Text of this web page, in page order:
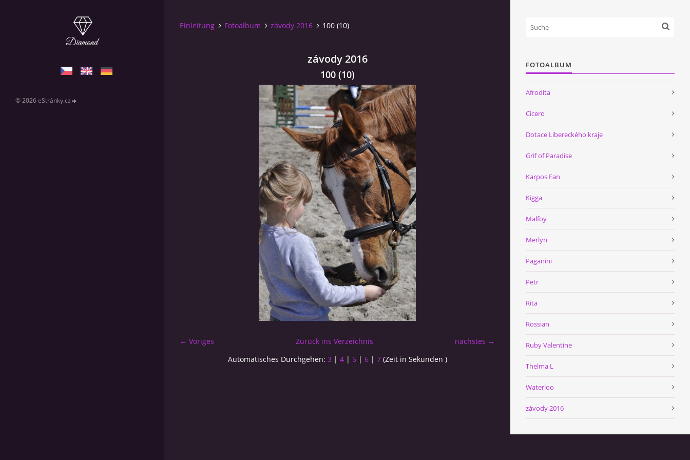
© 2026 eStránky.cz
Einleitung Fotoalbum závody 2016 100 (10)
závody 2016
100 (10)
← Voriges nächstes →
Zurück ins Verzeichnis
Automatisches Durchgehen: 3 | 4| 5 | 6| 7(Zeit in Sekunden )
FOTOALBUM
Afrodita
Cicero
Dotace Libereckého kraje
Grif of Paradise
Karpos Fan
Kigga
Malfoy
Merlyn
Paganini
Petr
Rita
Rossian
Ruby Valentine
Thelma L
Waterloo
závody 2016